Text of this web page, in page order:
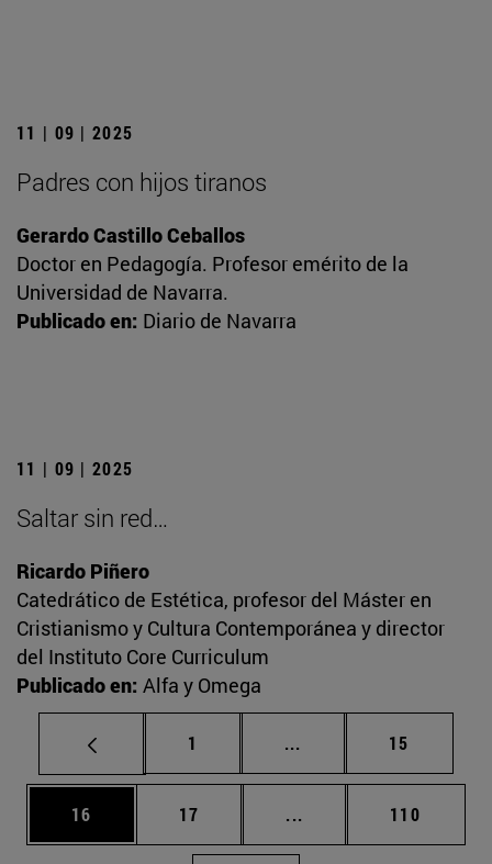
11 | 09 | 2025
Padres con hijos tiranos
Gerardo Castillo Ceballos
Doctor en Pedagogía. Profesor emérito de la
Universidad de Navarra.
Publicado en: Diario de Navarra
11 | 09 | 2025
Saltar sin red…
Ricardo Piñero
Catedrático de Estética, profesor del Máster en
Cristianismo y Cultura Contemporánea y director
del Instituto Core Curriculum
Publicado en: Alfa y Omega
Página
1 ... Páginas intermedias
Página
15
Página
16 Página
17 ... Páginas intermedias
Página
110